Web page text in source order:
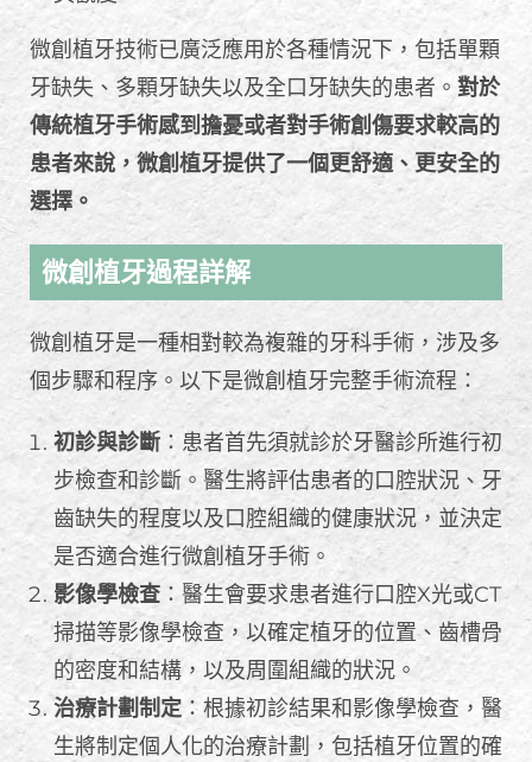
微創植牙技術已廣泛應用於各種情況下，包括單顆
牙缺失、多顆牙缺失以及全口牙缺失的患者。 對於
傳統植牙手術感到擔憂或者對手術創傷要求較高的
患者來說，微創植牙提供了一個更舒適、更安全的
選擇。
微創植牙過程詳解
微創植牙是一種相對較為複雜的牙科手術，涉及多
個步驟和程序。以下是微創植牙完整手術流程：
初診與診斷 ：患者首先須就診於牙醫診所進行初
步檢查和診斷。醫生將評估患者的口腔狀況、牙
齒缺失的程度以及口腔組織的健康狀況，並決定
是否適合進行微創植牙手術。
影像學檢查 ：醫生會要求患者進行口腔X光或CT
掃描等影像學檢查，以確定植牙的位置、齒槽骨
的密度和結構，以及周圍組織的狀況。
治療計劃制定 ：根據初診結果和影像學檢查，醫
生將制定個人化的治療計劃，包括植牙位置的確